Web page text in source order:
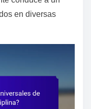
en diversas